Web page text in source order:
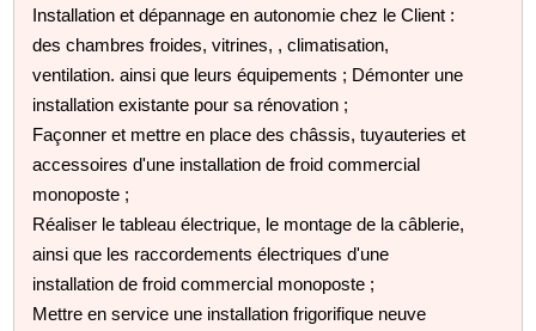
Installation et dépannage en autonomie chez le Client :
des chambres froides, vitrines, , climatisation,
ventilation. ainsi que leurs équipements ; Démonter une
installation existante pour sa rénovation ;
Façonner et mettre en place des châssis, tuyauteries et
accessoires d'une installation de froid commercial
monoposte ;
Réaliser le tableau électrique, le montage de la câblerie,
ainsi que les raccordements électriques d'une
installation de froid commercial monoposte ;
Mettre en service une installation frigorifique neuve